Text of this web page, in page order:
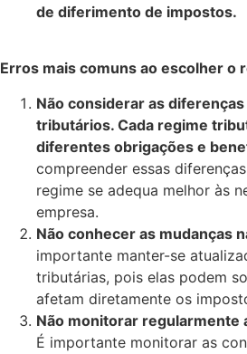
de diferimento de impostos.
Erros mais comuns ao escolher o
Não considerar as
tributários. Cada regime
diferentes obrigações e
compreender essas
regime se adequa melhor às
empresa.
Não conhecer as mudanças
importante manter-se
tributárias, pois elas podem
afetam diretamente os
Não monitorar regularmente
É importante monitorar as